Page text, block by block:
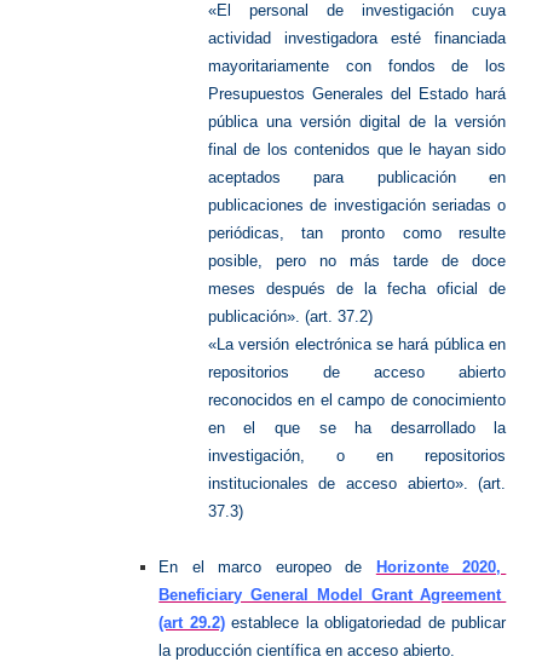
«El personal de investigación cuya
actividad investigadora esté financiada
mayoritariamente con fondos de los
Presupuestos Generales del Estado hará
pública una versión digital de la versión
final de los contenidos que le hayan sido
aceptados para publicación en
publicaciones de investigación seriadas o
periódicas, tan pronto como resulte
posible, pero no más tarde de doce
meses después de la fecha oficial de
publicación». (art. 37.2)
«La versión electrónica se hará pública en
repositorios de acceso abierto
reconocidos en el campo de conocimiento
en el que se ha desarrollado la
investigación, o en repositorios
institucionales de acceso abierto». (art.
37.3)
En el marco europeo de
Horizonte 2020,
Beneficiary General Model Grant Agreement
(art 29.2)establece la obligatoriedad de publicar
la producción científica en acceso abierto.